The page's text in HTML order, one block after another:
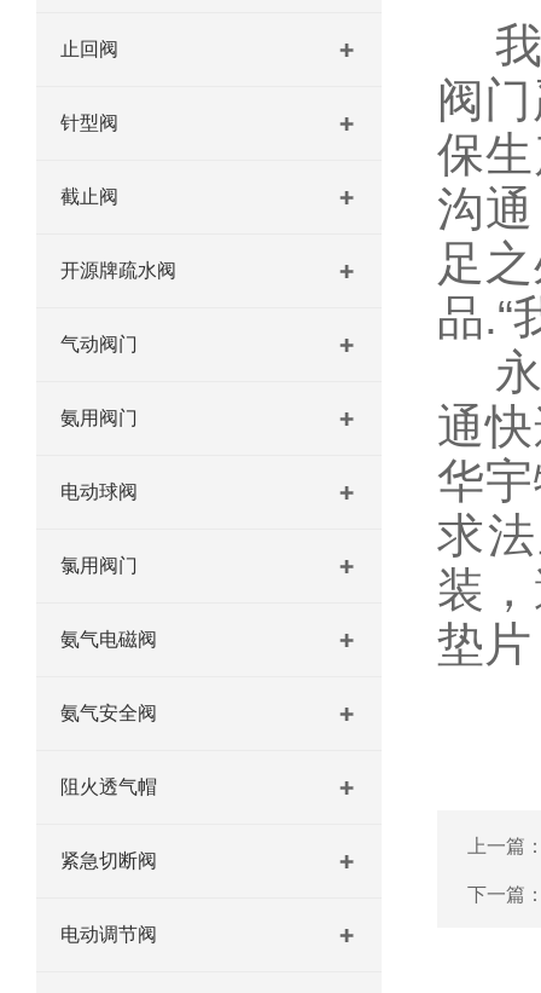
止回阀
针型阀
截止阀
开源牌疏水阀
气动阀门
氨用阀门
电动球阀
氯用阀门
氨气电磁阀
氨气安全阀
阻火透气帽
紧急切断阀
电动调节阀
我
阀
保
沟
足
品.“
永
通
华
求
装
垫
上一篇
下一篇